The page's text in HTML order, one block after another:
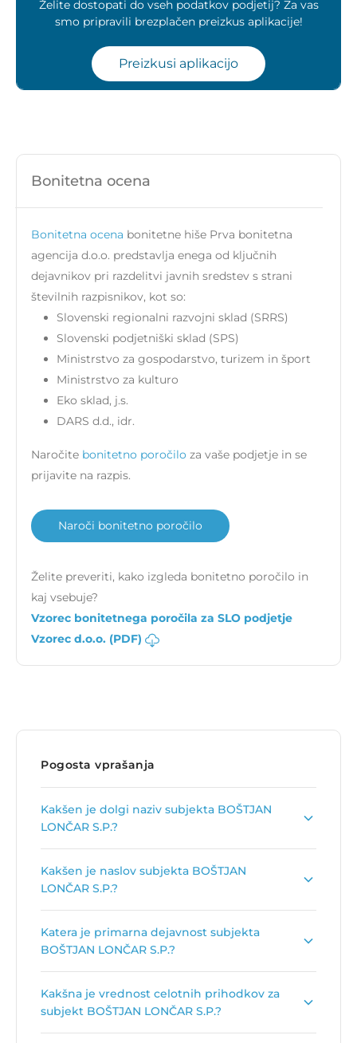
Želite dostopati do vseh podatkov podjetij? Za vas
smo pripravili brezplačen preizkus aplikacije!
Preizkusi aplikacijo
Bonitetna ocena
Bonitetna ocena bonitetne hiše Prva bonitetna
agencija d.o.o. predstavlja enega od ključnih
dejavnikov pri razdelitvi javnih sredstev s strani
številnih razpisnikov, kot so:
Slovenski regionalni razvojni sklad (SRRS)
Slovenski podjetniški sklad (SPS)
Ministrstvo za gospodarstvo, turizem in šport
Ministrstvo za kulturo
Eko sklad, j.s.
DARS d.d., idr.
Naročite bonitetno poročilo za vaše podjetje in se
prijavite na razpis.
Naroči bonitetno poročilo
Želite preveriti, kako izgleda bonitetno poročilo in
kaj vsebuje?
Vzorec bonitetnega poročila za SLO podjetje
Vzorec d.o.o. (PDF)
Pogosta vprašanja
Kakšen je dolgi naziv subjekta BOŠTJAN
LONČAR S.P.?
BOŠTJAN LONČAR S.P..
Kakšen je naslov subjekta BOŠTJAN
LONČAR S.P.?
Cerknica
Katera je primarna dejavnost subjekta
BOŠTJAN LONČAR S.P.?
S.P. jeTrgovina na drobno v cvetličarnah
Kakšna je vrednost celotnih prihodkov za
subjekt BOŠTJAN LONČAR S.P.?